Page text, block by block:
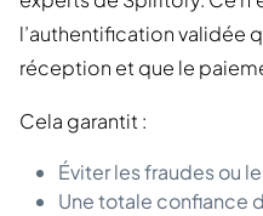
l’authentification validée
réception et que le
Cela garantit :
Éviter les fraudes ou
Une totale confiance